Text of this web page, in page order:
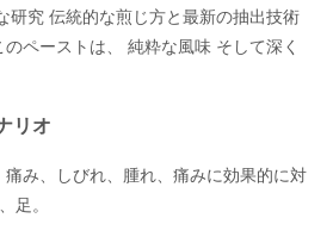
研究 伝統的な煎じ方と最新の抽出技術
ペーストは、 純粋な風味 そして深く
リオ
み、しびれ、腫れ、痛みに効果的に対
足。